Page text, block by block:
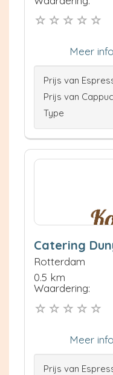
Meer
Prijs van
Prijs van
Type
Catering
Rotterdam
0.5 km
Waardering:
Meer
Prijs van